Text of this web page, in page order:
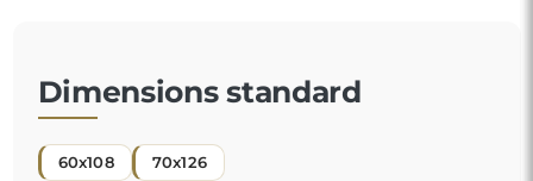
Dimensions standard
60x108 70x126